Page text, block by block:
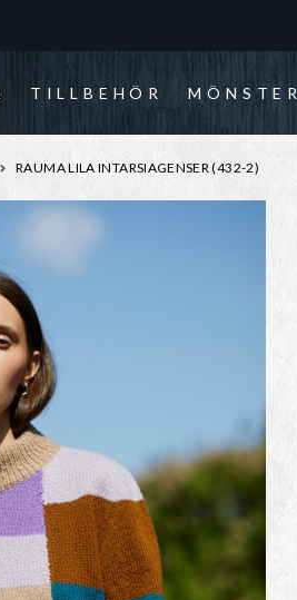
TILLBEHÖR MÖNSTER
RAUMA LILA INTARSIAGENSER (432-2)